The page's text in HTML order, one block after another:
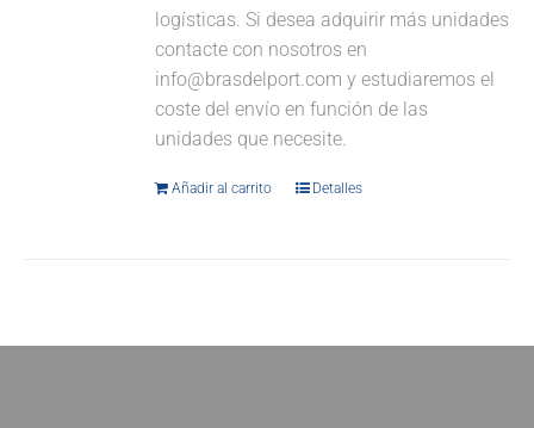
logísticas. Si desea adquirir más unidades
contacte con nosotros en
info@brasdelport.com y estudiaremos el
coste del envío en función de las
unidades que necesite.
Añadir al carrito Detalles